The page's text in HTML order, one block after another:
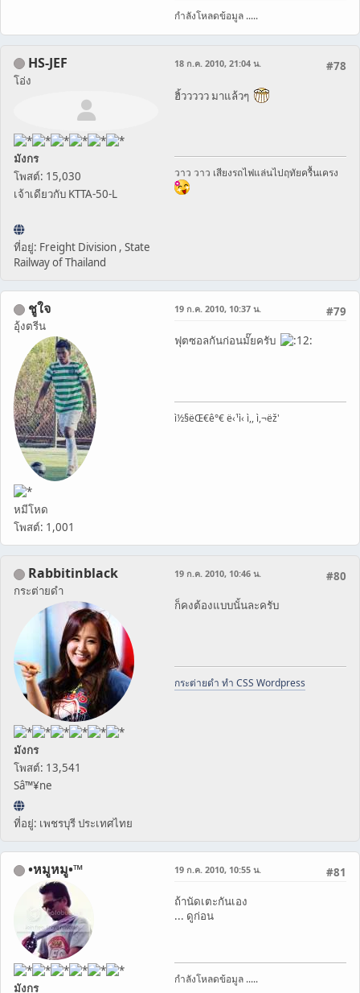
กำลังโหลดข้อมูล .....
HS-JEF
โอ่ง
มังกร
โพสต์: 15,030
เจ้าเดียวกับ KTTA-50-L
ที่อยู่: Freight Division , State
Railway of Thailand
#78
18 ก.ค. 2010, 21:04 น.
ฮิ้ววววว มาแล้วๆ
วาว วาว เสียงรถไฟแล่นไปฤทัยครื้นเครง
ชูใจ
อุ้งตรีน
หมีโหด
โพสต์: 1,001
#79
19 ก.ค. 2010, 10:37 น.
ฟุตซอลกันก่อนมั๊ยครับ
ì½§ëŒ€ê°€ ë‹¹ì‹ ì,, ì,¬ëž'
Rabbitinblack
กระต่ายดำ
มังกร
โพสต์: 13,541
Sâ™¥ne
ที่อยู่: เพชรบุรี ประเทศไทย
#80
19 ก.ค. 2010, 10:46 น.
ก็คงต้องแบบนั้นละครับ
กระต่ายดำ ทำ CSS Wordpress
•หมูหมู•™
มังกร
#81
19 ก.ค. 2010, 10:55 น.
ถ้านัดเตะกันเอง
... ดูก่อน
กำลังโหลดข้อมูล .....